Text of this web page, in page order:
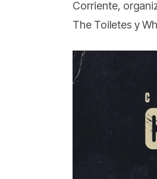
Corriente,
The Toiletes y